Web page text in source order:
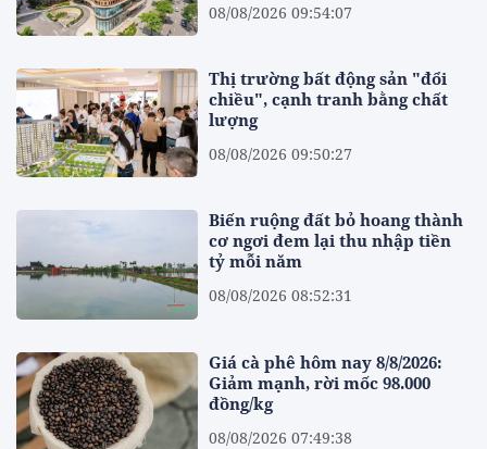
08/08/2026 09:54:07
Thị trường bất động sản "đổi
chiều", cạnh tranh bằng chất
lượng
08/08/2026 09:50:27
Biến ruộng đất bỏ hoang thành
cơ ngơi đem lại thu nhập tiền
tỷ mỗi năm
08/08/2026 08:52:31
Giá cà phê hôm nay 8/8/2026:
Giảm mạnh, rời mốc 98.000
đồng/kg
08/08/2026 07:49:38